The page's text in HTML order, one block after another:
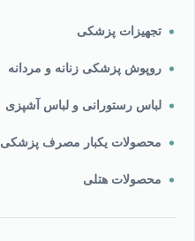
تجهیزات پزشکی
روپوش پزشکی زنانه و مردانه
لباس رستورانی و لباس آشپزی
محصولات یکبار مصرف پزشکی
محصولات هتلی